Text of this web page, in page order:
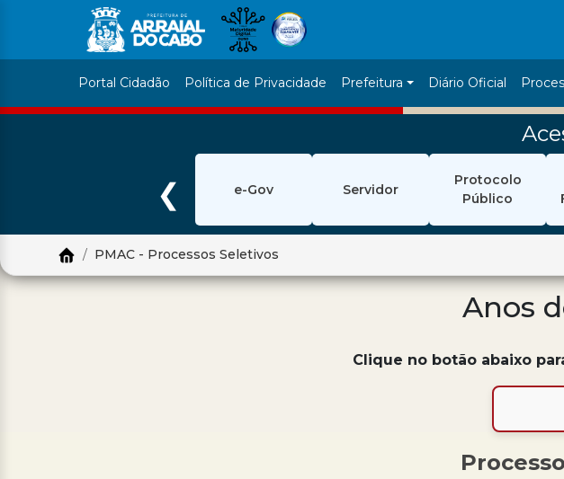
Portal Cidadão Política de Privacidade Prefeitura Diário Oficial
❮ e-Gov Servidor
Protocolo
Público
PMAC - Processos Seletivos
Anos
Clique no botão abaixo